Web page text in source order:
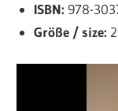
ISBN: 978-
Größe / size: